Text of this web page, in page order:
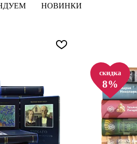
НОВИНКИ
скидка
8%